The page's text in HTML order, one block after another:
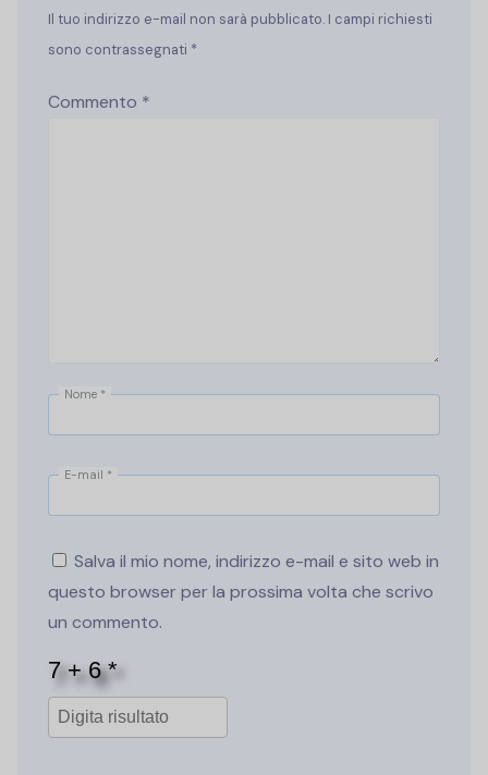
Il tuo indirizzo e-mail non sarà pubblicato. I campi richiesti
sono contrassegnati *
Commento *
Nome *
E-mail *
Salva il mio nome, indirizzo e-mail e sito web in
questo browser per la prossima volta che scrivo
un commento.